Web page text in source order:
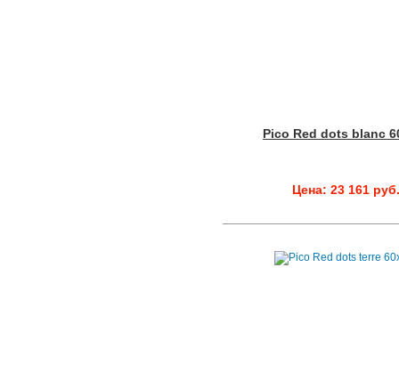
Pico Red dots blanc
Цена: 23 161 руб.